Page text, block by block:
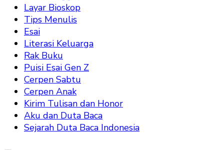
Layar Bioskop
Tips Menulis
Esai
Literasi Keluarga
Rak Buku
Puisi Esai Gen Z
Cerpen Sabtu
Cerpen Anak
Kirim Tulisan dan Honor
Aku dan Duta Baca
Sejarah Duta Baca Indonesia